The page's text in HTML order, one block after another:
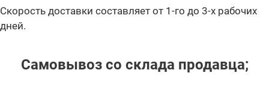
Скорость доставки составляет от 1-го до 3-х рабочих
дней.
Самовывоз со склада продавца;